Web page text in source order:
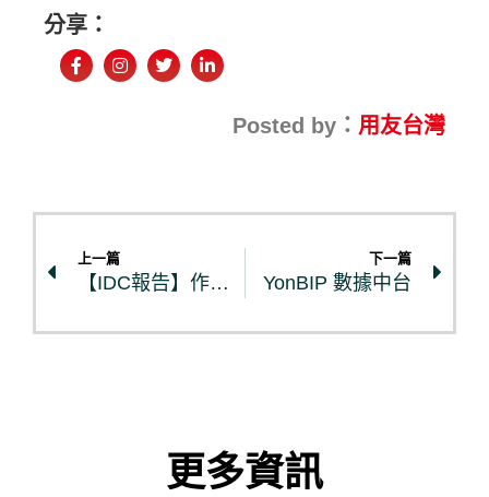
分享：
Posted by： 用友台灣
上一篇
【IDC報告】作為CXO，您如何適應Digital Native的趨勢
下一篇
YonBIP 數據中台
更多資訊